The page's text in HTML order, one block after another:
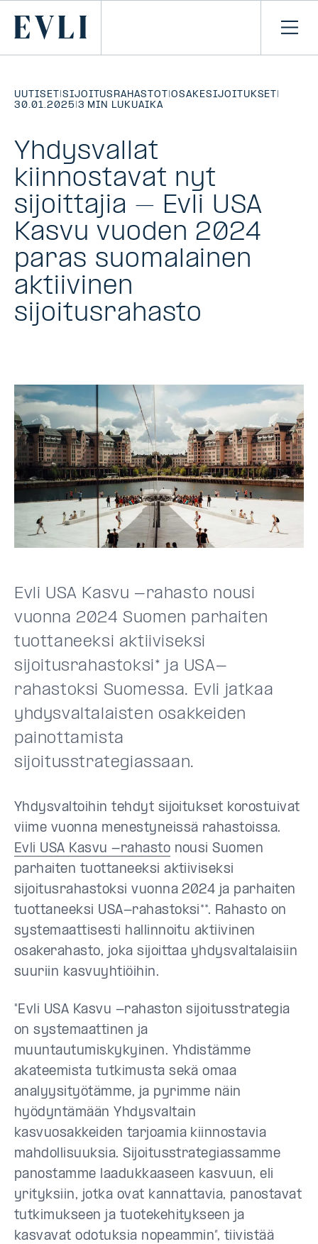
Primary
Avaa
UUTISET |SIJOITUSRAHASTOT |OSAKESIJOITUKSET |
30.01.2025 |3 MIN LUKUAIKA
Yhdysvallat
kiinnostavat nyt
sijoittajia – Evli USA
Kasvu vuoden 2024
paras suomalainen
aktiivinen
sijoitusrahasto
Evli USA Kasvu -rahasto nousi
vuonna 2024 Suomen parhaiten
tuottaneeksi aktiiviseksi
sijoitusrahastoksi* ja USA-
rahastoksi Suomessa. Evli jatkaa
yhdysvaltalaisten osakkeiden
painottamista
sijoitusstrategiassaan.
Yhdysvaltoihin tehdyt sijoitukset korostuivat
viime vuonna menestyneissä rahastoissa.
Evli USA Kasvu -rahasto nousi Suomen
parhaiten tuottaneeksi aktiiviseksi
sijoitusrahastoksi vuonna 2024 ja parhaiten
tuottaneeksi USA-rahastoksi**. Rahasto on
systemaattisesti hallinnoitu aktiivinen
osakerahasto, joka sijoittaa yhdysvaltalaisiin
suuriin kasvuyhtiöihin.
"Evli USA Kasvu -rahaston sijoitusstrategia
on systemaattinen ja
muuntautumiskykyinen. Yhdistämme
akateemista tutkimusta sekä omaa
analyysityötämme, ja pyrimme näin
hyödyntämään Yhdysvaltain
kasvuosakkeiden tarjoamia kiinnostavia
mahdollisuuksia. Sijoitusstrategiassamme
panostamme laadukkaaseen kasvuun, eli
yrityksiin, jotka ovat kannattavia, panostavat
tutkimukseen ja tuotekehitykseen ja
kasvavat odotuksia nopeammin”, tiivistää